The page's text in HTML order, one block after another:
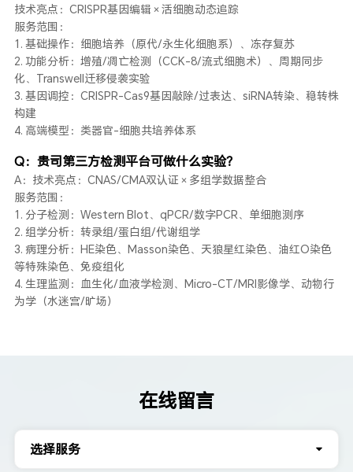
技术亮点：CRISPR基因编辑 × 活细胞动态追踪
服务范围：
1. 基础操作：细胞培养（原代/永生化细胞系）、冻存复苏
2. 功能分析：增殖/凋亡检测（CCK-8/流式细胞术）、周期同步
化、Transwell迁移侵袭实验
3. 基因调控：CRISPR-Cas9基因敲除/过表达、siRNA转染、稳转株
构建
4. 高端模型：类器官-细胞共培养体系
Q：贵司第三方检测平台可做什么实验？
A：技术亮点：CNAS/CMA双认证 × 多组学数据整合
服务范围：
1. 分子检测：Western Blot、qPCR/数字PCR、单细胞测序
2. 组学分析：转录组/蛋白组/代谢组学
3. 病理分析：HE染色、Masson染色、天狼星红染色、油红O染色
等特殊染色、免疫组化
4. 生理监测：血生化/血液学检测、Micro-CT/MRI影像学、动物行
为学（水迷宫/旷场）
在线留言
选择服务